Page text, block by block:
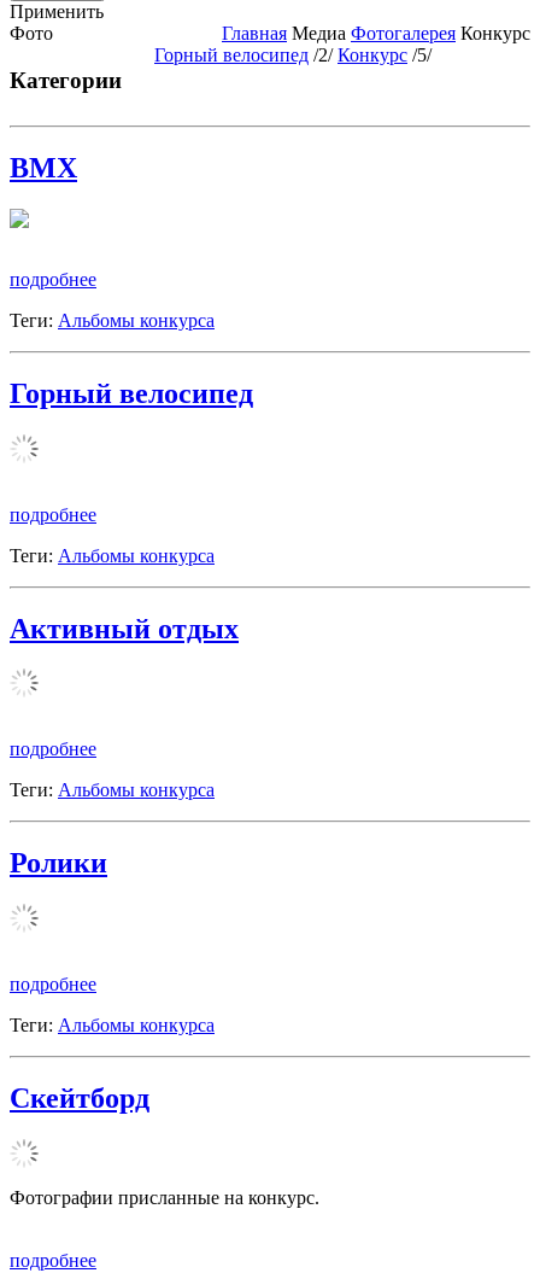
Применить
Фото
Главная Медиа Фотогалерея Конкурс
Категории
Горный велосипед /2/ Конкурс /5/
BMX
подробнее
Теги: Альбомы конкурса
Горный велосипед
подробнее
Теги: Альбомы конкурса
Активный отдых
подробнее
Теги: Альбомы конкурса
Ролики
подробнее
Теги: Альбомы конкурса
Скейтборд
Фотографии присланные на конкурс.
подробнее